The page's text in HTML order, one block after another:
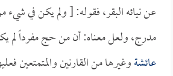
عن نيائه البقر، فقوله: [ ولم يكن في
مدرج، ولعل معناه: أن من حج مفرداً لم
عائشةوغيرها من القارنين والمتمتعين